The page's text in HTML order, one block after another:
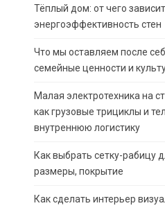
Тёплый дом: от чего зависит
энергоэффективность стен
Что мы оставляем после
семейные ценности и
Малая электротехника на
как грузовые трициклы и
внутреннюю логистику
Как выбрать сетку-рабицу
размеры, покрытие
Как сделать интерьер